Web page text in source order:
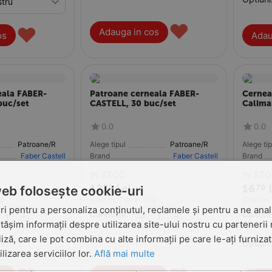
♥ Adauga in cos ♥
FABER-
set
Faber Castell
+
Patroane cerneala FABER-
CASTELL, 30 buc/set
0.0
Alege tipul
Brand
Faber Castell
12 70 Lei
Cantitate: +
−
0.0
Alege
Brand
Optiuni:
folosește cookie-uri
pentru a personaliza conținutul, reclamele și pentru a ne
informații despre utilizarea site-ului nostru cu partenerii
care le pot combina cu alte informații pe care le-ați
serviciilor lor. Află mai multe